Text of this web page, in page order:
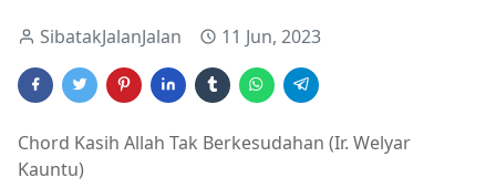
SibatakJalanJalan 11 Jun, 2023
Chord Kasih Allah Tak Berkesudahan (Ir. Welyar
Kauntu)